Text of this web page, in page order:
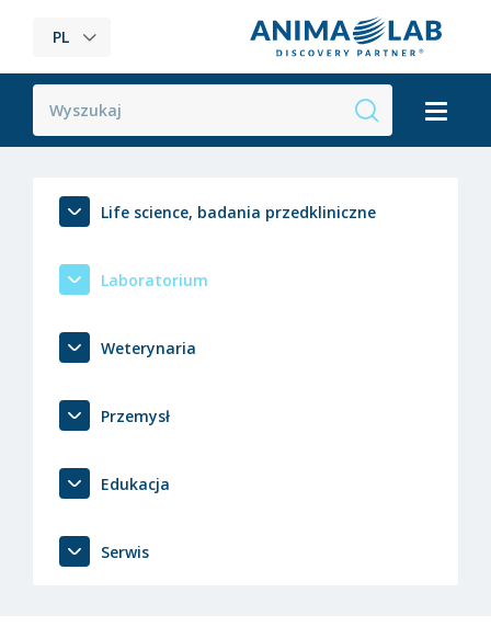
PL
Life science, badania przedkliniczne
Laboratorium
Weterynaria
Przemysł
Edukacja
Serwis